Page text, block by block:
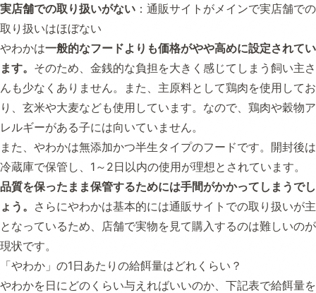
実店舗での取り扱いがない ：通販サイトがメインで実店舗での
取り扱いはほぼない
やわかは一般的なフードよりも価格がやや高めに設定されてい
ます。 そのため、金銭的な負担を大きく感じてしまう飼い主さ
んも少なくありません。また、主原料として鶏肉を使用してお
り、玄米や大麦なども使用しています。なので、鶏肉や穀物ア
レルギーがある子には向いていません。
また、やわかは無添加かつ半生タイプのフードです。開封後は
冷蔵庫で保管し、1～2日以内の使用が理想とされています。
品質を保ったまま保管するためには手間がかかってしまうでし
ょう。 さらにやわかは基本的には通販サイトでの取り扱いが主
となっているため、店舗で実物を見て購入するのは難しいのが
現状です。
「やわか」の1日あたりの給餌量はどれくらい？
やわかを日にどのくらい与えればいいのか、下記表で給餌量を